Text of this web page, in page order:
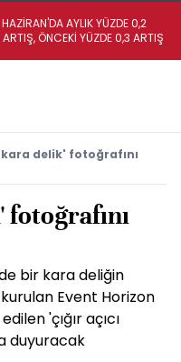
AYLIK YÜZDE 0,2
ÖNCEKİ YÜZDE 0,3 ARTIŞ
delik' fotoğrafını
bir kara deliğin
Event Horizon
'çığır açıcı
duyuracak